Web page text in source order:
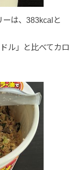
ーは、383kcalと
ル」と比べてカロ